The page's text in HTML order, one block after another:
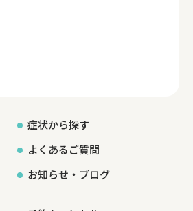
症状から探す
よくあるご質問
お知らせ・ブログ